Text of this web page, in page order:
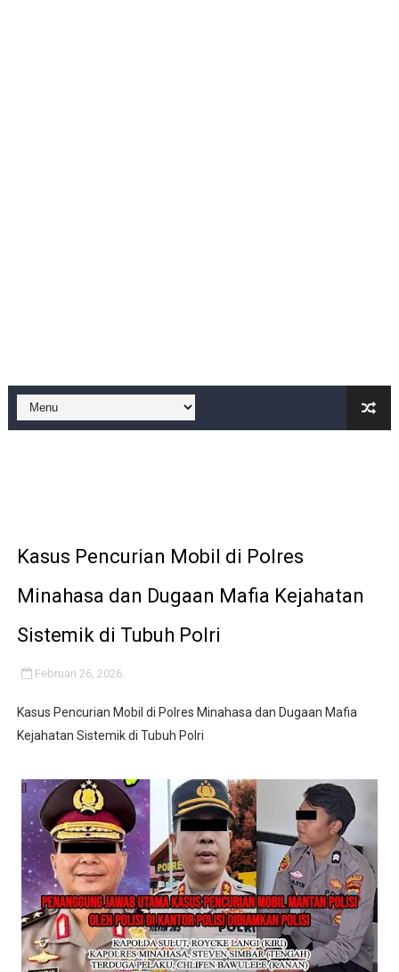
Anggaran Langganan Media di DPRD Depok Rp210,3
Kado Proklamasi 1945 - 2026. Lomba Pidato antar RT
Kasus Pencurian Mobil di Polres
Minahasa dan Dugaan Mafia Kejahatan
Sistemik di Tubuh Polri
Februari 26, 2026
Kasus Pencurian Mobil di Polres Minahasa dan Dugaan Mafia
Kejahatan Sistemik di Tubuh Polri